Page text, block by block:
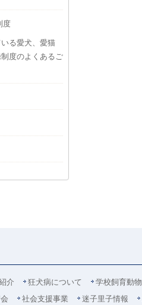
度
る愛犬、愛猫
度のよくあるご
介 狂犬病について 学校飼育動物
社会支援事業 迷子里子情報